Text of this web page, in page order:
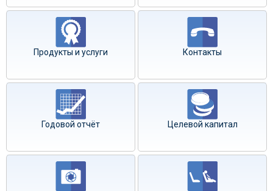
Продукты и услуги Контакты
Годовой отчёт Целевой капитал